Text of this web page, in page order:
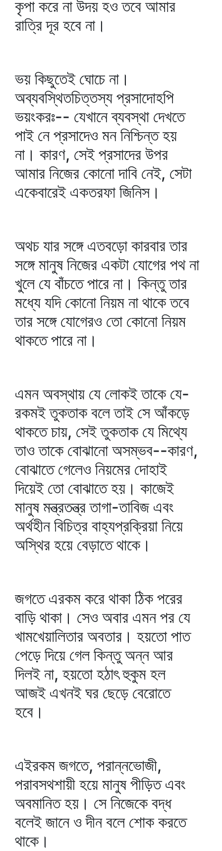
কৃপা করে না উদয় হও তবে আমার
রাত্রি দূর হবে না।
ভয় কিছুতেই ঘোচে না।
অব্যবস্থিতচিত্তস্য প্রসাদোহপি
ভয়ংকরঃ-- যেখানে ব্যবস্থা দেখতে
পাই নে প্রসাদেও মন নিশ্চিন্ত হয়
না। কারণ, সেই প্রসাদের উপর
আমার নিজের কোনো দাবি নেই, সেটা
একেবারেই একতরফা জিনিস।
অথচ যার সঙ্গে এতবড়ো কারবার তার
সঙ্গে মানুষ নিজের একটা যোগের পথ না
খুলে যে বাঁচতে পারে না। কিন্তু তার
মধ্যে যদি কোনো নিয়ম না থাকে তবে
তার সঙ্গে যোগেরও তো কোনো নিয়ম
থাকতে পারে না।
এমন অবস্থায় যে লোকই তাকে যে-
রকমই তুকতাক বলে তাই সে আঁকড়ে
থাকতে চায়, সেই তুকতাক যে মিথ্যে
তাও তাকে বোঝানো অসম্ভব--কারণ,
বোঝাতে গেলেও নিয়মের দোহাই
দিয়েই তো বোঝাতে হয়। কাজেই
মানুষ মন্ত্রতন্ত্র তাগা-তাবিজ এবং
অর্থহীন বিচিত্র বাহ্যপ্রক্রিয়া নিয়ে
অস্থির হয়ে বেড়াতে থাকে।
জগতে এরকম করে থাকা ঠিক পরের
বাড়ি থাকা। সেও অবার এমন পর যে
খামখেয়ালিতার অবতার। হয়তো পাত
পেড়ে দিয়ে গেল কিন্তু অন্ন আর
দিলই না, হয়তো হঠাৎ হুকুম হল
আজই এখনই ঘর ছেড়ে বেরোতে
হবে।
এইরকম জগতে, পরান্নভোজী,
পরাবসথশায়ী হয়ে মানুষ পীড়িত এবং
অবমানিত হয়। সে নিজেকে বদ্ধ
বলেই জানে ও দীন বলে শোক করতে
থাকে।